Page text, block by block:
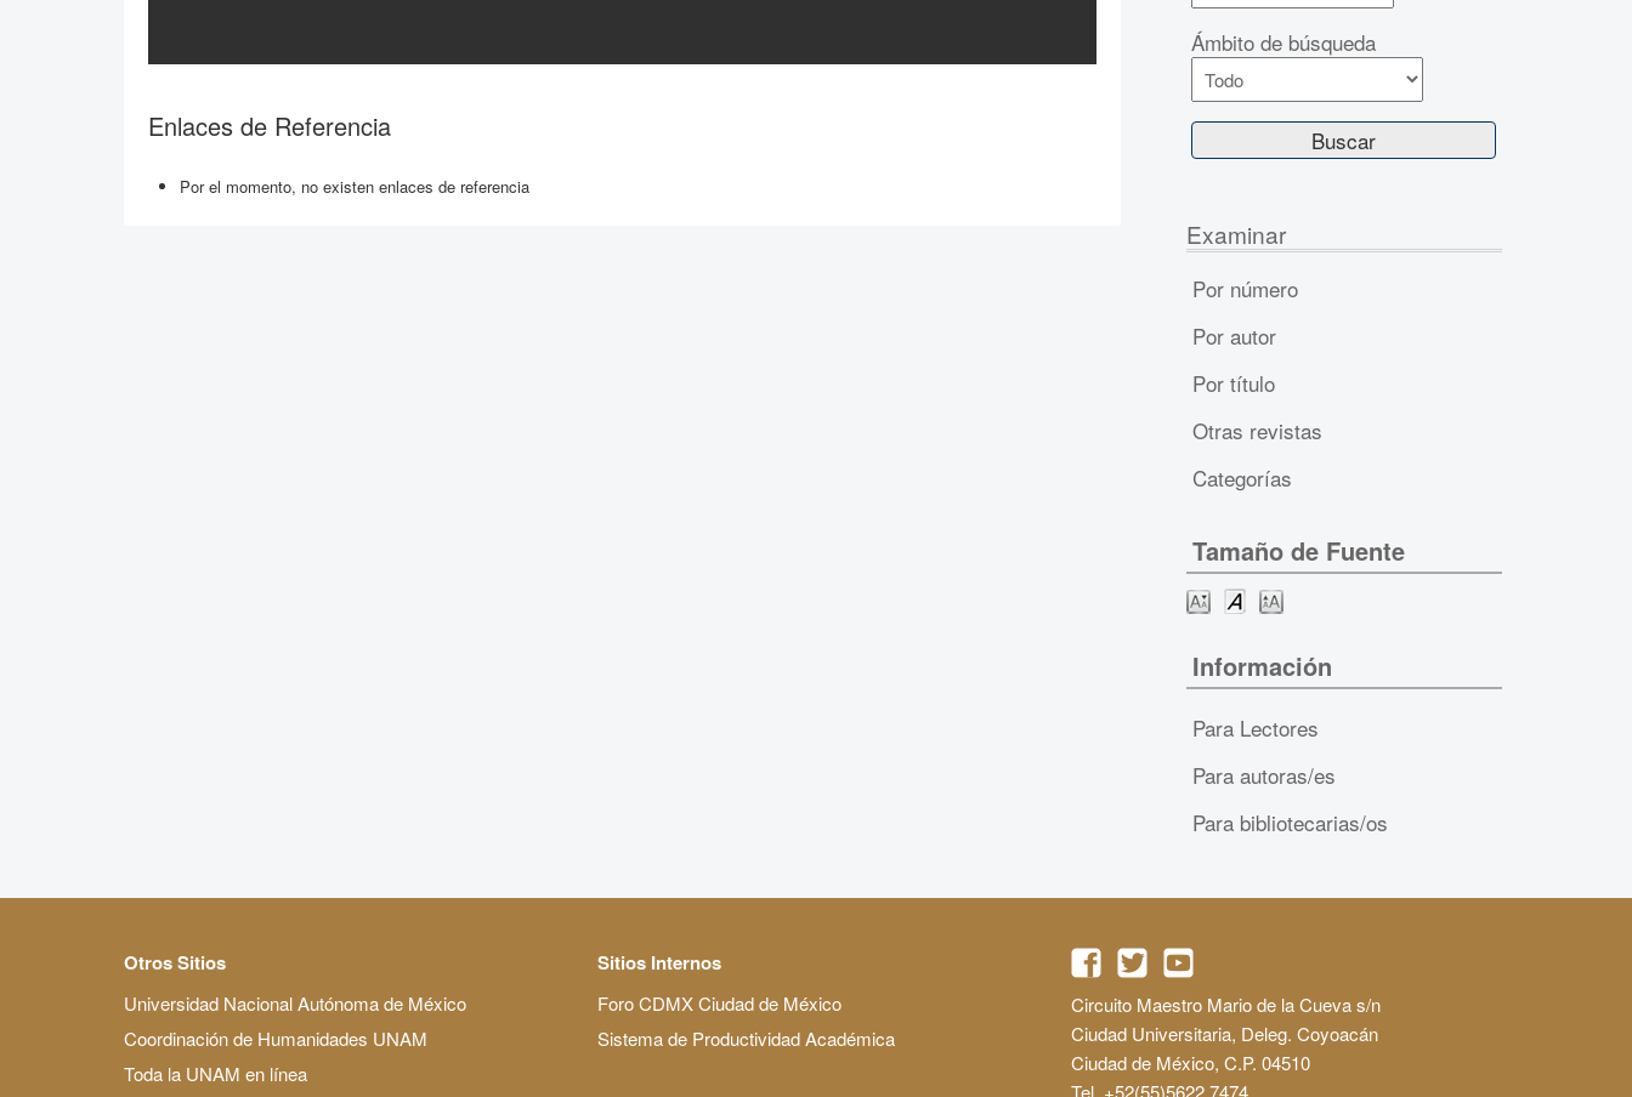
Enlaces de Referencia
Por el momento, no existen enlaces de referencia
Ámbito de búsqueda
Examinar
Por número
Por autor
Por título
Otras revistas
Categorías
Tamaño de Fuente
Información
Para Lectores
Para autoras/es
Para bibliotecarias/os
Otros Sitios
Universidad Nacional Autónoma de México
Coordinación de Humanidades UNAM
Toda la UNAM en línea
Sitios Internos
Foro CDMX Ciudad de México
Sistema de Productividad Académica
Circuito Maestro Mario de la Cueva s/n
Ciudad Universitaria, Deleg. Coyoacán
Ciudad de México, C.P. 04510
Tel. +52(55)5622 7474